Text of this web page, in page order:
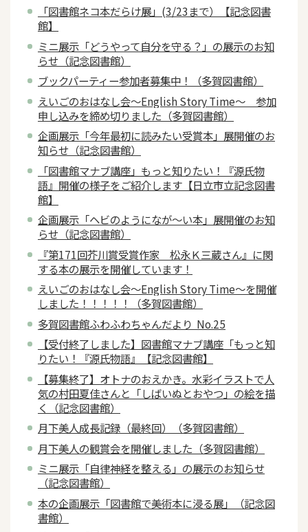
「図書館ネコ本だらけ展」(3/23まで）【記念図書
館】
ミニ展示「どうやって自分を守る？」の展示のお知
らせ（記念図書館）
ブックパーティー参加者募集中！（多賀図書館）
えいごのおはなし会～English Story Time～ 参加
申し込みを締め切りました（多賀図書館）
企画展示「今年最初に読みたい受賞本」展開催のお
知らせ（記念図書館）
「図書館マナブ講座」もっと知りたい！『源氏物
語』開催の様子をご紹介します【日立市立記念図書
館】
企画展示「ヘビのようになが～い本」展開催のお知
らせ（記念図書館）
『第171回芥川賞受賞作家 松永Ｋ三蔵さん』に関
する本の展示を開催しています！
えいごのおはなし会～English Story Time～を開催
しました！！！！！（多賀図書館）
多賀図書館ふわふわちゃんだより No.25
【受付終了しました】図書館マナブ講座「もっと知
りたい！『源氏物語』【記念図書館】
【募集終了】オトナのおえかき。水彩イラストで人
気の村田夏佳さんと「しばいぬとおやつ」の絵を描
く（記念図書館）
月下美人成長記録（最終回）（多賀図書館）
月下美人の観賞会を開催しました（多賀図書館）
ミニ展示「自律神経を整える」の展示のお知らせ
（記念図書館）
本の企画展示「図書館で美術本に浸る展」（記念図
書館）